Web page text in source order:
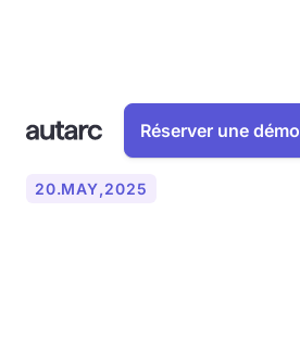
Réserver une démo
20.MAY,2025